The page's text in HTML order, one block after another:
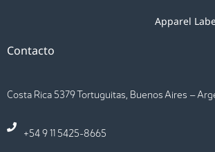
consulta.
ejercer
en
cualquier
Apparel
Contacto
Costa Rica 5379 Tortuguitas, Buenos Aires –
+54 9 11 5425-8665